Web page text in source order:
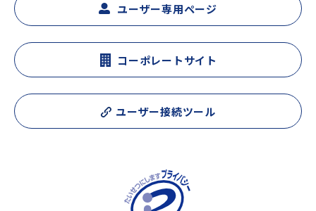
ユーザー専用ページ
コーポレートサイト
ユーザー接続ツール